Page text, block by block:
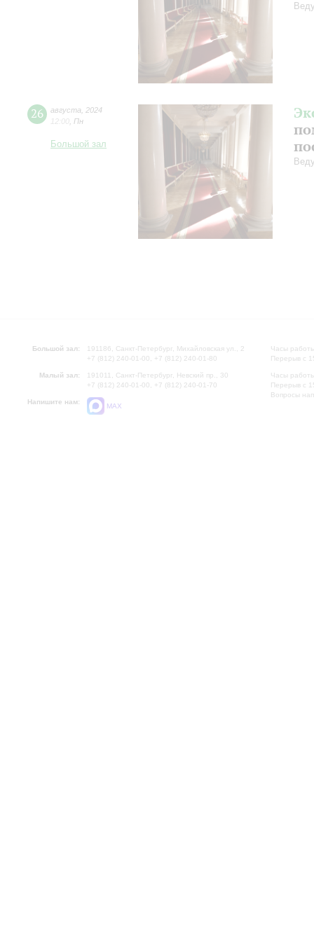
26 августа
2024
12:00 Пн
Большой зал
Большой зал:
191186, Санкт-Петербург, Михайловская ул., 2
+7 (812) 240-01-00, +7 (812) 240-01-80
Малый зал:
191011, Санкт-Петербург, Невский пр., 30
+7 (812) 240-01-00, +7 (812) 240-01-70
Напишите нам:
MAX
Часы
Перерыв с
Часы
Перерыв с
Вопросы